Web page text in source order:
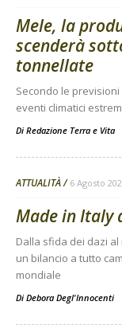
Mele, la
scenderà
tonnellate
Secondo le
eventi climatici
Di Redazione Terra e Vita
ATTUALITÀ 6 Agosto
Made in Italy
Dalla sfida dei dazi al
un bilancio a tutto
mondiale
Di Debora Degl'Innocenti